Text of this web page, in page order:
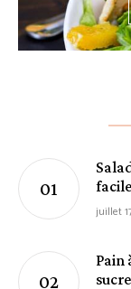
juillet
Pain